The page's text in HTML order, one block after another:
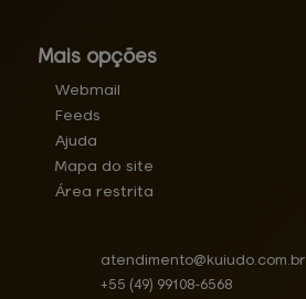
Mais opções
Webmail
Feeds
Ajuda
Mapa do site
Área restrita
atendimento@ kuiudo.com.br
+55 (49) 99108-6568